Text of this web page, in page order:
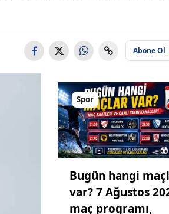
Abone Ol
Spor
Bugün hangi
var? 7 Ağustos
maç programı,